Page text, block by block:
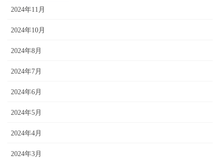
2024年11月
2024年10月
2024年8月
2024年7月
2024年6月
2024年5月
2024年4月
2024年3月